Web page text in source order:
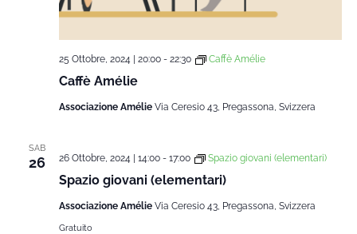
Caffè Amélie
25 Ottobre, 2024 | 20:00- 22:30 Caffè Amélie
Associazione Amélie Via Ceresio 43, Pregassona, Svizzera
SAB
26
Spazio giovani (elementari)
26 Ottobre, 2024 | 14:00- 17:00 Spazio giovani (elementari)
Associazione Amélie Via Ceresio 43, Pregassona, Svizzera
Gratuito